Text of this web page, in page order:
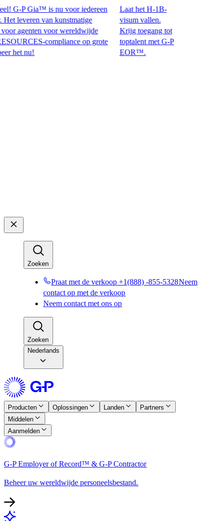
P Gia™ is nu voor iedereen
leveren van kunstmatige
agenten voor wereldwijde
compliance op grote
nu!​​
Laat het H-1B-
visum vallen.
Krijg toegang tot
toptalent met G-P
EOR™.​​
Zoeken​​
Praat met de verkoop +1(888) -855-5328​​Neem
contact op met de verkoop​​
Neem contact met ons op​​
Zoeken​​
Nederlands
Producten​​ Oplossingen​​ Landen​​
Partners​​
Middelen​​
Aanmelden​​
G-P Employer of Record™ & G-P Contractor​​
Beheer uw wereldwijde personeelsbestand.​​